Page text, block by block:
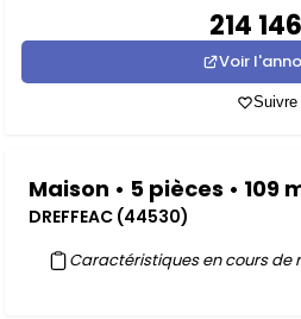
214 146
Voir
Suivre
Maison • 5 pièces • 109
DREFFEAC (44530)
Caractéristiques en cours de